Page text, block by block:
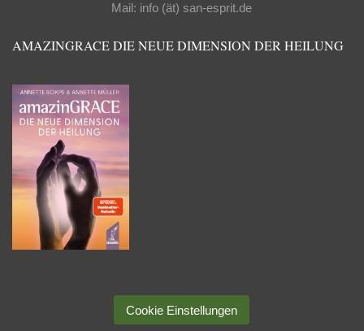
Mail: info (ät) san-esprit.de
AMAZINGRACE DIE NEUE DIMENSION DER HEILUNG
Cookie Einstellungen